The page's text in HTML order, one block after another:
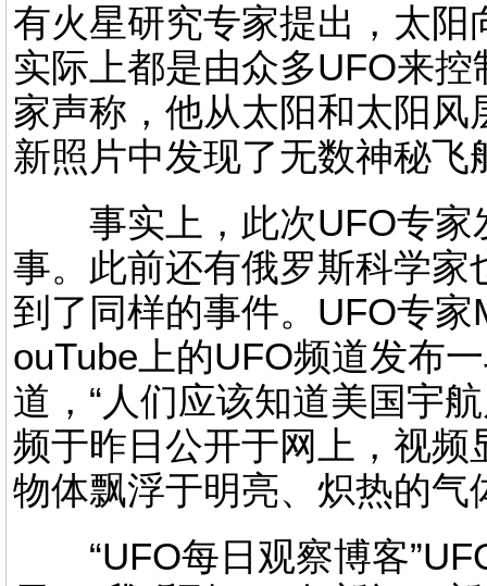
有火星研究专家提出，太
实际上都是由众多UFO来
家声称，他从太阳和太阳
新照片中发现了无数神秘飞
事实上，此次UFO专家
事。此前还有俄罗斯科学
到了同样的事件。UFO专
ouTube上的UFO频道发布
道，“人们应该知道美国宇
频于昨日公开于网上，视
物体飘浮于明亮、炽热的气
“UFO每日观察博客